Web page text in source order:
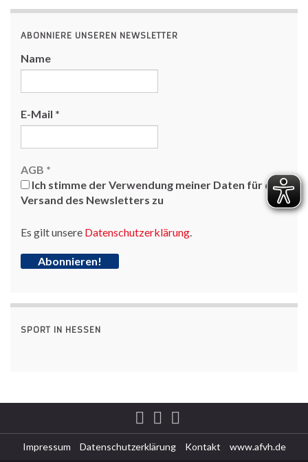
ABONNIERE UNSEREN NEWSLETTER
Name
E-Mail *
AGB *
Ich stimme der Verwendung meiner Daten für den
Versand des Newsletters zu
Es gilt unsere Datenschutzerklärung.
SPORT IN HESSEN
Impressum Datenschutzerklärung Kontakt www.afvh.de